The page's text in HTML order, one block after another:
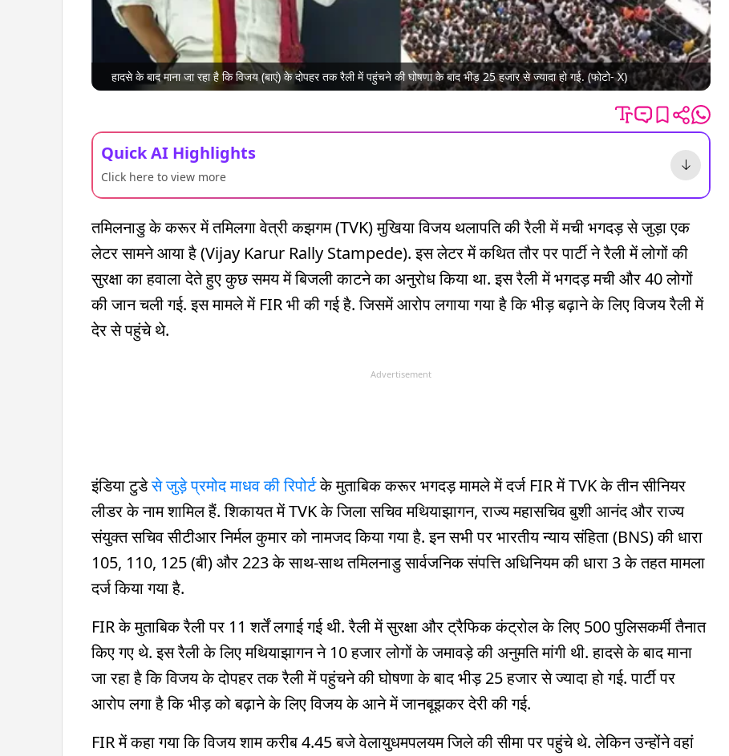
हादसे के बाद माना जा रहा है कि विजय (बाएं) के दोपहर तक रैली में पहुंचने की घोषणा के बाद भीड़ 25 हजार से ज्यादा हो गई. (फोटो- X)
Quick AI Highlights
Click here to view more
तमिलनाडु के करूर में तमिलगा वेत्री कझगम (TVK) मुखिया विजय थलापति की रैली में मची भगदड़ से जुड़ा एक
लेटर सामने आया है (Vijay Karur Rally Stampede). इस लेटर में कथित तौर पर पार्टी ने रैली में लोगों की
सुरक्षा का हवाला देते हुए कुछ समय में बिजली काटने का अनुरोध किया था. इस रैली में भगदड़ मची और 40 लोगों
की जान चली गई. इस मामले में FIR भी की गई है. जिसमें आरोप लगाया गया है कि भीड़ बढ़ाने के लिए विजय रैली में
देर से पहुंचे थे.
Advertisement
इंडिया टुडेसे जुड़े प्रमोद माधव की रिपोर्टके मुताबिक करूर भगदड़ मामले में दर्ज FIR में TVK के तीन सीनियर
लीडर के नाम शामिल हैं. शिकायत में TVK के जिला सचिव मथियाझागन, राज्य महासचिव बुशी आनंद और राज्य
संयुक्त सचिव सीटीआर निर्मल कुमार को नामजद किया गया है. इन सभी पर भारतीय न्याय संहिता (BNS) की धारा
105, 110, 125 (बी) और 223 के साथ-साथ तमिलनाडु सार्वजनिक संपत्ति अधिनियम की धारा 3 के तहत मामला
दर्ज किया गया है.
FIR के मुताबिक रैली पर 11 शर्तें लगाई गई थी. रैली में सुरक्षा और ट्रैफिक कंट्रोल के लिए 500 पुलिसकर्मी तैनात
किए गए थे. इस रैली के लिए मथियाझागन ने 10 हजार लोगों के जमावड़े की अनुमति मांगी थी. हादसे के बाद माना
जा रहा है कि विजय के दोपहर तक रैली में पहुंचने की घोषणा के बाद भीड़ 25 हजार से ज्यादा हो गई. पार्टी पर
आरोप लगा है कि भीड़ को बढ़ाने के लिए विजय के आने में जानबूझकर देरी की गई.
FIR में कहा गया कि विजय शाम करीब 4.45 बजे वेलायुधमपलयम जिले की सीमा पर पहुंचे थे. लेकिन उन्होंने वहां